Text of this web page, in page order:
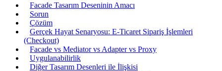
Facade Tasarım Deseninin Amacı
Sorun
Çözüm
Gerçek Hayat Senaryosu: E-Ticaret Sipariş İşlemleri
(Checkout)
Facade vs Mediator vs Adapter vs Proxy
Uygulanabilirlik
Diğer Tasarım Desenleri ile İlişkisi